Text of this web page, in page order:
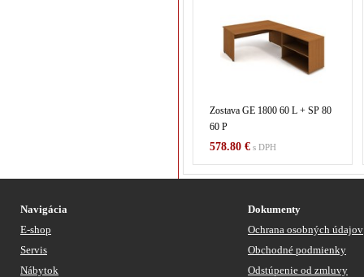
Zostava GE 1800 60 L + SP 80
60 P
578.80 €s DPH
Navigácia
E-shop
Servis
Nábytok
Dokumenty
Ochrana osobných údajov
Obchodné podmienky
Odstúpenie od zmluvy